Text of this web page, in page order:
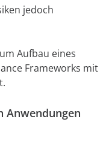
jedoch
Aufbau eines
Frameworks mit
Anwendungen